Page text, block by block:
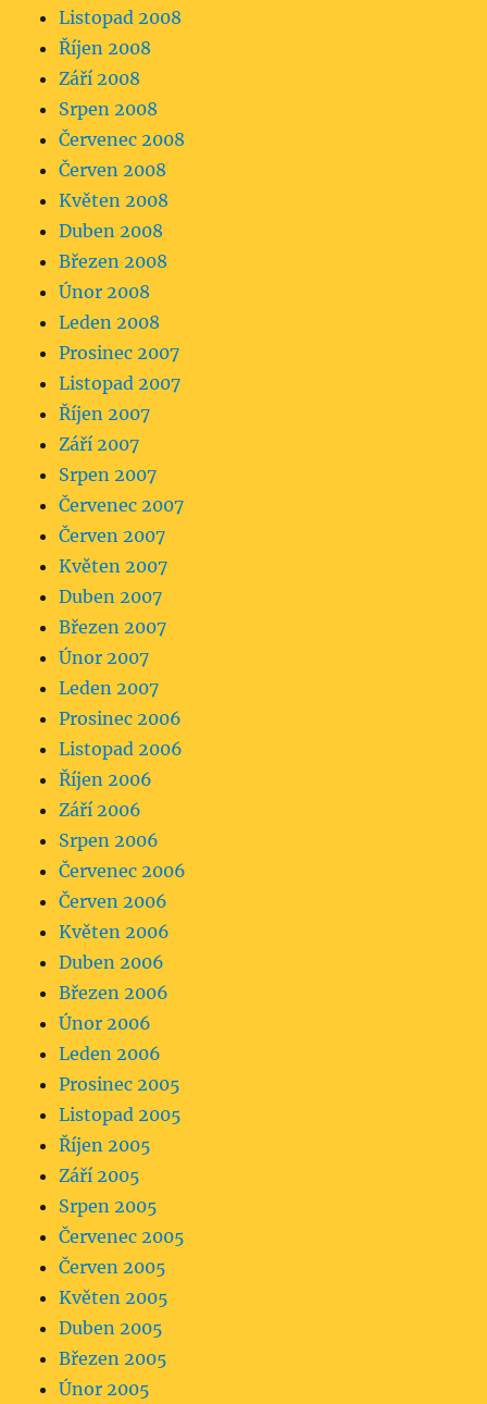
Listopad 2008
Říjen 2008
Září 2008
Srpen 2008
Červenec 2008
Červen 2008
Květen 2008
Duben 2008
Březen 2008
Únor 2008
Leden 2008
Prosinec 2007
Listopad 2007
Říjen 2007
Září 2007
Srpen 2007
Červenec 2007
Červen 2007
Květen 2007
Duben 2007
Březen 2007
Únor 2007
Leden 2007
Prosinec 2006
Listopad 2006
Říjen 2006
Září 2006
Srpen 2006
Červenec 2006
Červen 2006
Květen 2006
Duben 2006
Březen 2006
Únor 2006
Leden 2006
Prosinec 2005
Listopad 2005
Říjen 2005
Září 2005
Srpen 2005
Červenec 2005
Červen 2005
Květen 2005
Duben 2005
Březen 2005
Únor 2005